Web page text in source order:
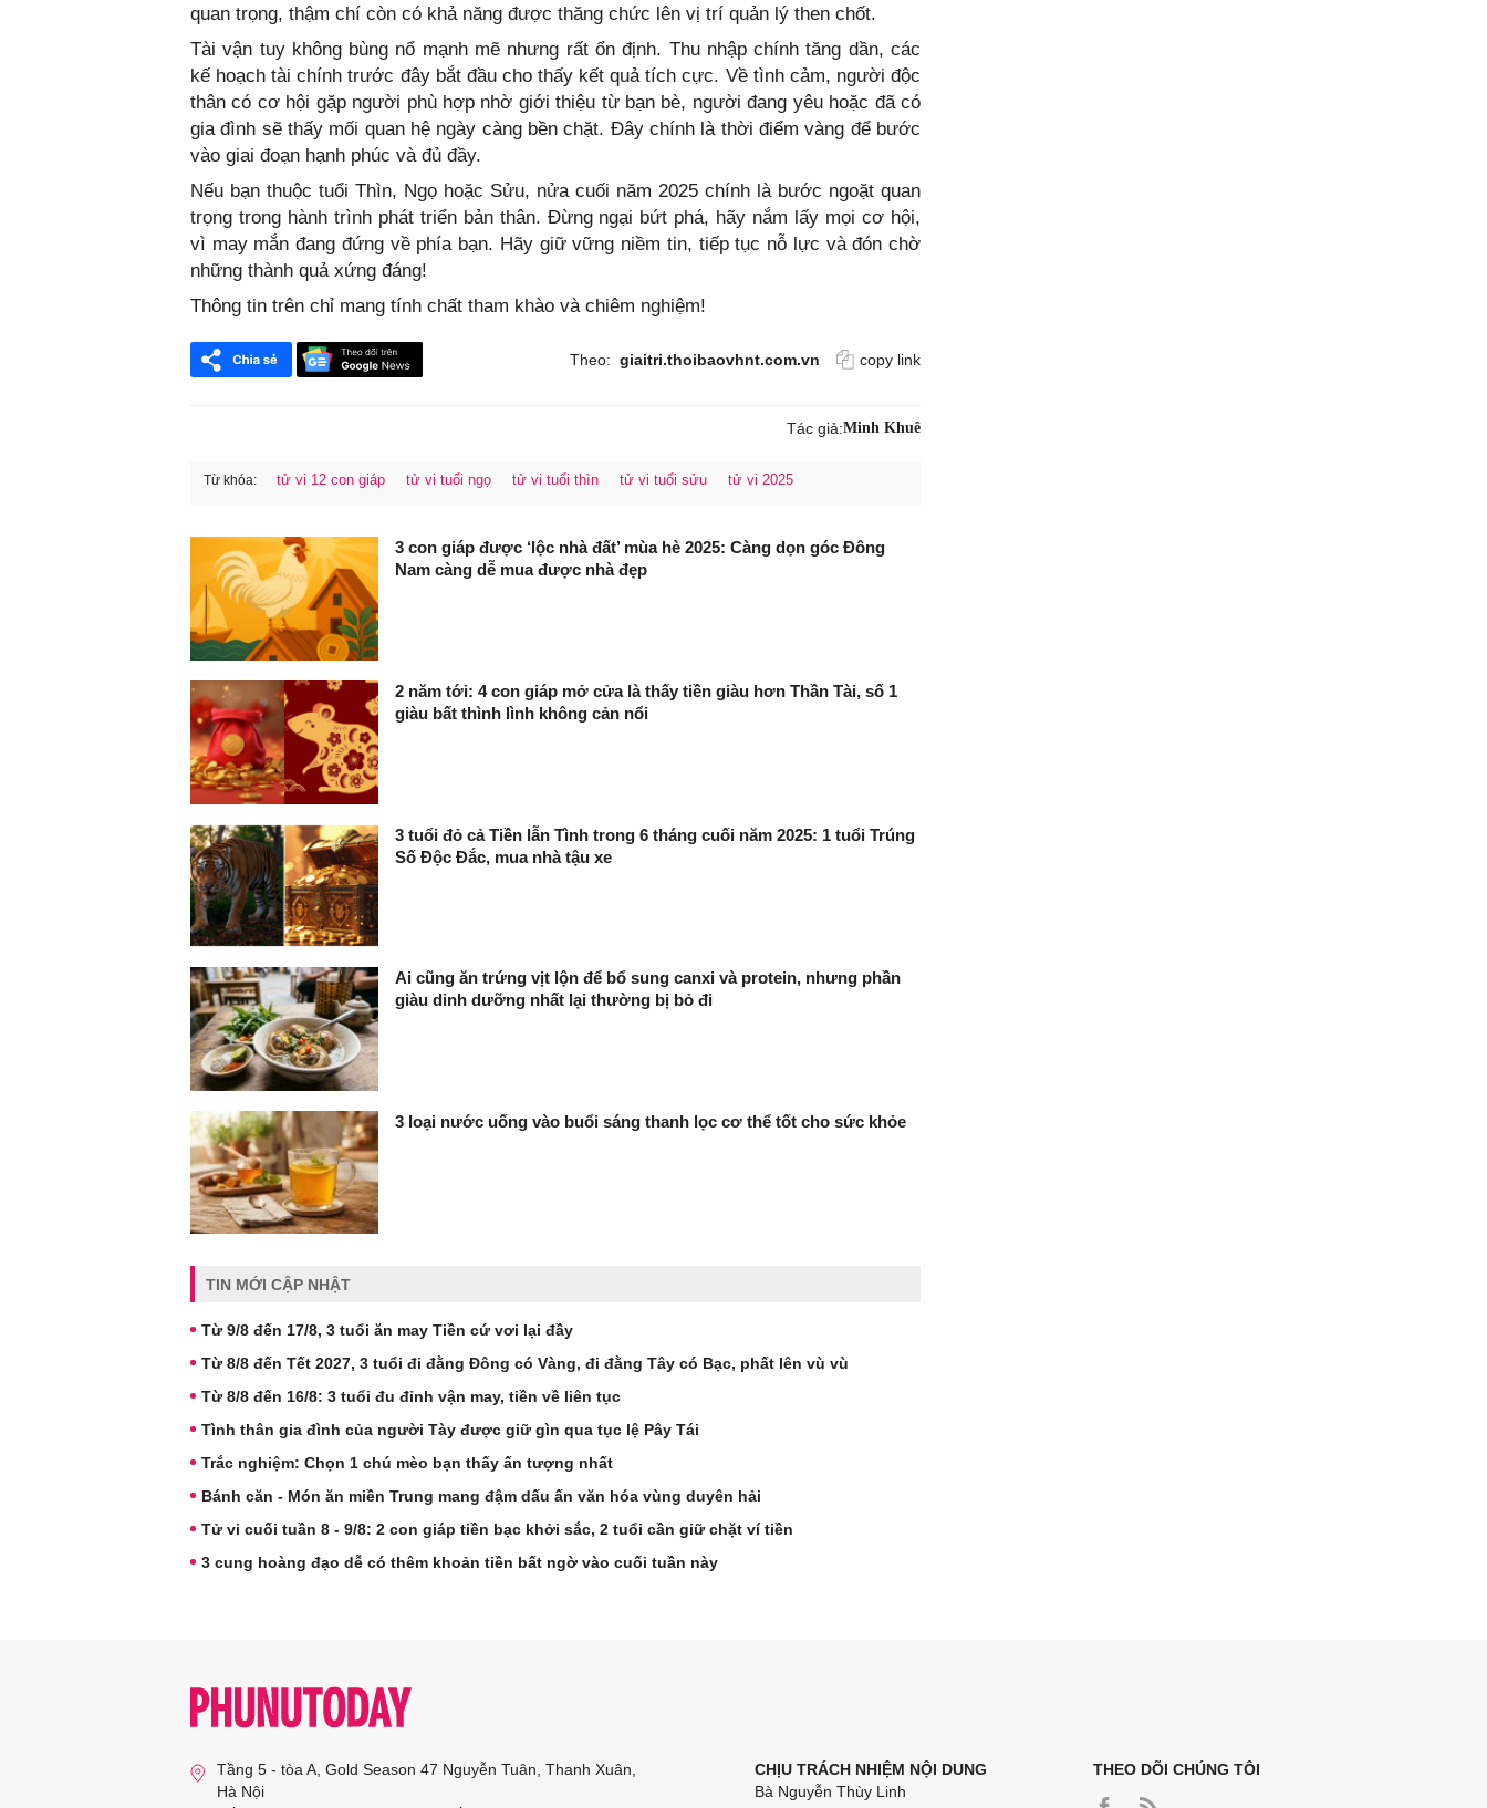
quan trọng, thậm chí còn có khả năng được thăng chức lên vị trí quản lý then chốt.
Tài vận tuy không bùng nổ mạnh mẽ nhưng rất ổn định. Thu nhập chính tăng dần, các
kế hoạch tài chính trước đây bắt đầu cho thấy kết quả tích cực. Về tình cảm, người độc
thân có cơ hội gặp người phù hợp nhờ giới thiệu từ bạn bè, người đang yêu hoặc đã có
gia đình sẽ thấy mối quan hệ ngày càng bền chặt. Đây chính là thời điểm vàng để bước
vào giai đoạn hạnh phúc và đủ đầy.
Nếu bạn thuộc tuổi Thìn, Ngọ hoặc Sửu, nửa cuối năm 2025 chính là bước ngoặt quan
trọng trong hành trình phát triển bản thân. Đừng ngại bứt phá, hãy nắm lấy mọi cơ hội,
vì may mắn đang đứng về phía bạn. Hãy giữ vững niềm tin, tiếp tục nỗ lực và đón chờ
những thành quả xứng đáng!
Thông tin trên chỉ mang tính chất tham khào và chiêm nghiệm!
Theo: giaitri.thoibaovhnt.com.vn copy link
Tác giả:Minh Khuê
Từ khóa: tử vi 12 con giáp tử vi tuổi ngọ tử vi tuổi thìn tử vi tuổi sửu tử vi 2025
3 con giáp được ‘lộc nhà đất’ mùa hè 2025: Càng dọn góc Đông
Nam càng dễ mua được nhà đẹp
2 năm tới: 4 con giáp mở cửa là thấy tiền giàu hơn Thần Tài, số 1
giàu bất thình lình không cản nổi
3 tuổi đỏ cả Tiền lẫn Tình trong 6 tháng cuối năm 2025: 1 tuổi Trúng
Số Độc Đắc, mua nhà tậu xe
Ai cũng ăn trứng vịt lộn để bổ sung canxi và protein, nhưng phần
giàu dinh dưỡng nhất lại thường bị bỏ đi
3 loại nước uống vào buổi sáng thanh lọc cơ thể tốt cho sức khỏe
TIN MỚI CẬP NHẬT
Từ 9/8 đến 17/8, 3 tuổi ăn may Tiền cứ vơi lại đầy
Từ 8/8 đến Tết 2027, 3 tuổi đi đằng Đông có Vàng, đi đằng Tây có Bạc, phất lên vù vù
Từ 8/8 đến 16/8: 3 tuổi đu đỉnh vận may, tiền về liên tục
Tình thân gia đình của người Tày được giữ gìn qua tục lệ Pây Tái
Trắc nghiệm: Chọn 1 chú mèo bạn thấy ấn tượng nhất
Bánh căn - Món ăn miền Trung mang đậm dấu ấn văn hóa vùng duyên hải
Tử vi cuối tuần 8 - 9/8: 2 con giáp tiền bạc khởi sắc, 2 tuổi cần giữ chặt ví tiền
3 cung hoàng đạo dễ có thêm khoản tiền bất ngờ vào cuối tuần này
Tầng 5 - tòa A, Gold Season 47 Nguyễn Tuân, Thanh Xuân,
Hà Nội
CHỊU TRÁCH NHIỆM NỘI DUNG
Bà Nguyễn Thùy Linh
THEO DÕI CHÚNG TÔI